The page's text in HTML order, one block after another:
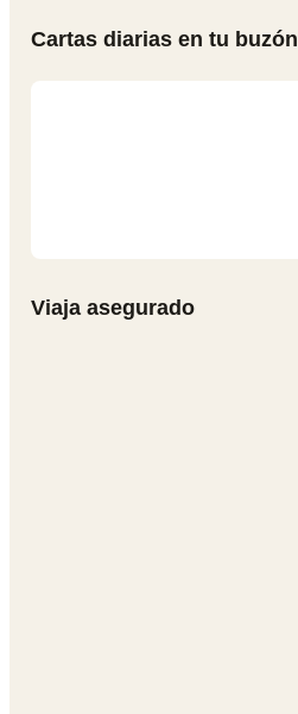
Cartas diarias en tu buzón
Viaja asegurado